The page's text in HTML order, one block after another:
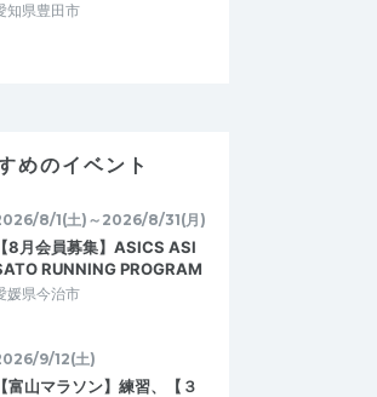
知県豊田市
めのイベント
8/1(土)～2026/8/31(月)
【8月会員募集】ASICS ASI
RUNNING PROGRAM
媛県今治市
9/12(土)
【富山マラソン】練習、【３